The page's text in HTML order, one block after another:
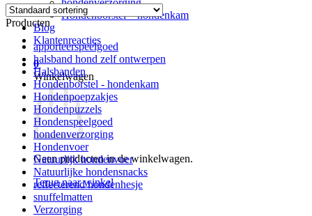
Hondenborstel – hondenkam
Blog
Klantenreacties
0
Winkelwagen
Geen producten in de winkelwagen.
Terug naar winkel
Producten
apporteerspeelgoed
halsband hond zelf ontwerpen
Halsbanden
Hondenborstel - hondenkam
Hondenpoepzakjes
Hondenpuzzels
Hondenspeelgoed
hondenverzorging
Hondenvoer
Natuurlijk hondenvoer
Natuurlijke hondensnacks
reflecterend hondenhesje
snuffelmatten
Verzorging